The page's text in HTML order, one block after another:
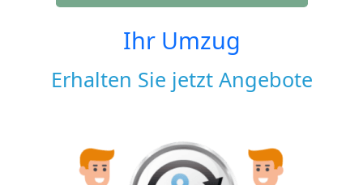
Ihr Umzug
Erhalten Sie jetzt Angebote